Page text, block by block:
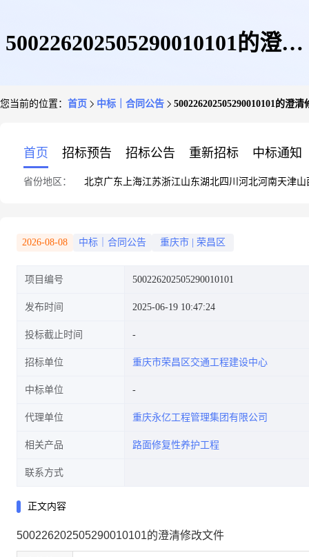
500226202505290010101的澄清
您当前的位置： 首页 中标｜合同公告 500226202505290010101的澄清
首页 招标预告 招标公告 重新招标 中标通知
省份地区： 北京广东 上海江苏浙江山东湖北四川 河北河南天津山
2026-08-08 中标｜合同公告 重庆市 荣昌区
项目编号 500226202505290010101
发布时间 2025-06-19 10:47:24
投标截止时间
招标单位 重庆市荣昌区交通工程建设中心
中标单位
代理单位 重庆永亿工程管理集团有限公司
相关产品 路面修复性养护工程
联系方式
正文内容
500226202505290010101的澄清修改文件